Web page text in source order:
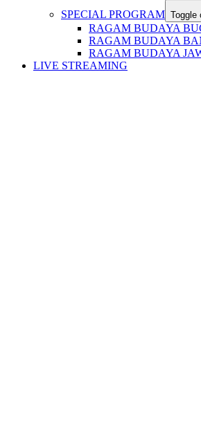
SPECIAL PROGRAM Toggle
RAGAM BUDAYA
RAGAM BUDAYA
RAGAM BUDAYA
LIVE STREAMING